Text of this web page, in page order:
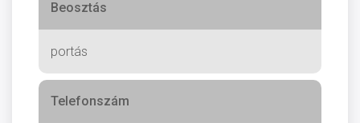
Beosztás
portás
Telefonszám